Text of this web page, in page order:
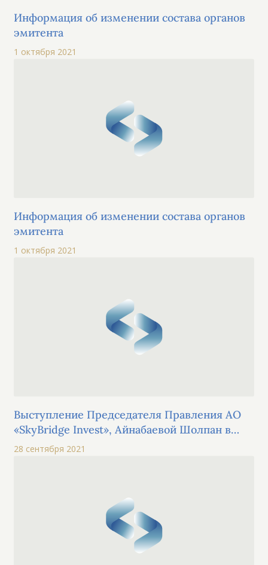
Информация об изменении состава органов
эмитента
1 октября 2021
Информация об изменении состава органов
эмитента
1 октября 2021
Выступление Председателя Правления АО
«SkyBridge Invest», Айнабаевой Шолпан в
рамках проекта "День эмитента" на KASE,
28 сентября 2021